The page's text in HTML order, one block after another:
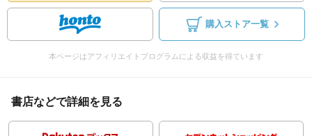
購入ストア一覧
本ページはアフィリエイトプログラムによる収益を得ています
書店などで詳細を見る